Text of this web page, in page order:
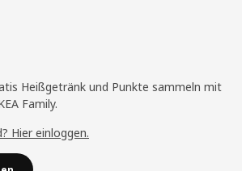
Heißgetränk und Punkte sammeln mit
Family.
Hier einloggen.